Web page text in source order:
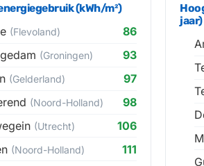
(kWh/m²)
(Flevoland)
86
(Groningen)
93
(Gelderland)
97
(Noord-Holland)
98
(Utrecht)
106
(Noord-Holland)
111
jaar)